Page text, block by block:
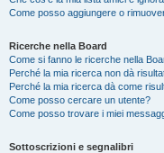
Come posso aggiungere o
Ricerche nella Board
Come si fanno le ricerche nella
Perché la mia ricerca non dà
Perché la mia ricerca dà come
Come posso cercare un utente?
Come posso trovare i miei
Sottoscrizioni e segnalibri